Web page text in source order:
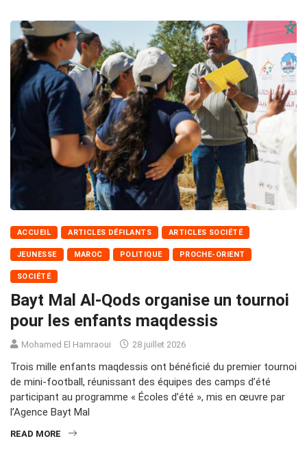
ACCUEIL ARTICLES DÉFILANTS ARTICLES SOCIÉTÉ
JEUNESSE MAROC POLITIQUE PROCHE-ORIENT
SOCIÉTÉ
Bayt Mal Al-Qods organise un tournoi
pour les enfants maqdessis
Mohamed El Hamraoui 28 juillet 2026
Trois mille enfants maqdessis ont bénéficié du premier tournoi
de mini-football, réunissant des équipes des camps d’été
participant au programme « Écoles d’été », mis en œuvre par
l’Agence Bayt Mal
READ MORE